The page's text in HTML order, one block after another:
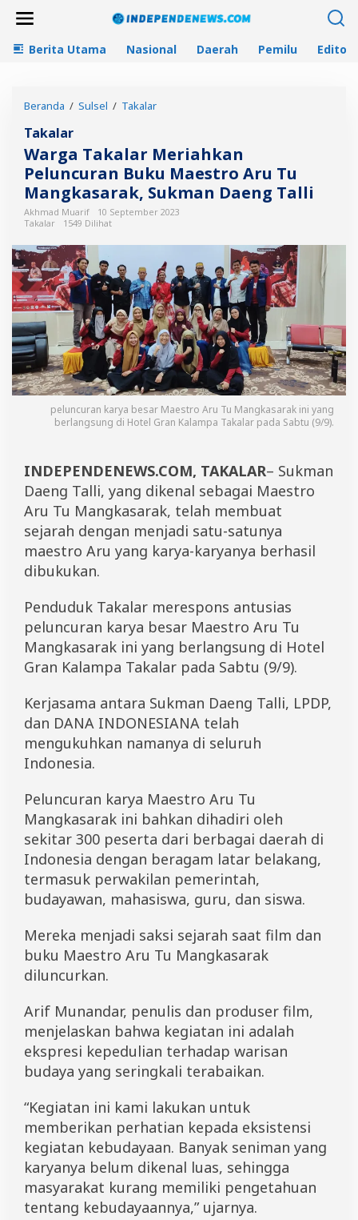
Berita Utama Nasional Daerah Pemilu
Beranda / Sulsel / Takalar
g
a
T
a
k
a
r
M
e
r
i
a
h
k
a
n
P
e
n
c
u
r
n
B
M
a
s
t
A
r
u
a
n
g
a
s
a
r
k
,
S
a
n
a
e
T
a
l
l
i
Takalar
Warga Takalar Meriahkan
Peluncuran Buku Maestro Aru Tu
Mangkasarak, Sukman Daeng Talli
Akhmad Muarif
10 September 2023
Takalar
1549 Dilihat
peluncuran karya besar Maestro Aru Tu Mangkasarak ini yang
berlangsung di Hotel Gran Kalampa Takalar pada Sabtu (9/9).
INDEPENDENEWS.COM, TAKALAR– Sukman
Daeng Talli, yang dikenal sebagai Maestro
Aru Tu Mangkasarak, telah membuat
sejarah dengan menjadi satu-satunya
maestro Aru yang karya-karyanya berhasil
dibukukan.
Penduduk Takalar merespons antusias
peluncuran karya besar Maestro Aru Tu
Mangkasarak ini yang berlangsung di Hotel
Gran Kalampa Takalar pada Sabtu (9/9).
Kerjasama antara Sukman Daeng Talli, LPDP,
dan DANA INDONESIANA telah
mengukuhkan namanya di seluruh
Indonesia.
Peluncuran karya Maestro Aru Tu
Mangkasarak ini bahkan dihadiri oleh
sekitar 300 peserta dari berbagai daerah di
Indonesia dengan beragam latar belakang,
termasuk perwakilan pemerintah,
budayawan, mahasiswa, guru, dan siswa.
Mereka menjadi saksi sejarah saat film dan
buku Maestro Aru Tu Mangkasarak
diluncurkan.
Arif Munandar, penulis dan produser film,
menjelaskan bahwa kegiatan ini adalah
ekspresi kepedulian terhadap warisan
budaya yang seringkali terabaikan.
“Kegiatan ini kami lakukan untuk
memberikan perhatian kepada eksistensi
kegiatan kebudayaan. Banyak seniman yang
karyanya belum dikenal luas, sehingga
masyarakat kurang memiliki pengetahuan
tentang kebudayaannya,” ujarnya.